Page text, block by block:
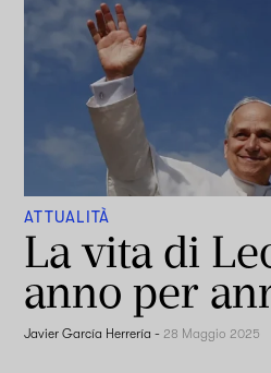
ATTUALITÀ
La vita di
anno per
Javier García Herrería - 28 Maggio 2025